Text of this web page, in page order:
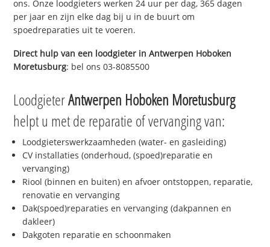
ons. Onze loodgieters werken 24 uur per dag, 365 dagen
per jaar en zijn elke dag bij u in de buurt om
spoedreparaties uit te voeren.
Direct hulp van een loodgieter inAntwerpen Hoboken
Moretusburg: bel ons 03-8085500
LoodgieterAntwerpen Hoboken Moretusburg
helpt u met de reparatie of vervanging van:
Loodgieterswerkzaamheden (water- en gasleiding)
CV installaties (onderhoud, (spoed)reparatie en
vervanging)
Riool (binnen en buiten) en afvoer ontstoppen, reparatie,
renovatie en vervanging
Dak(spoed)reparaties en vervanging (dakpannen en
dakleer)
Dakgoten reparatie en schoonmaken